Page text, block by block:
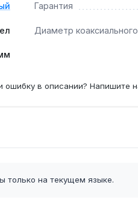
учётом поворотов), иначе
Гарантия
Диаметр
в описании? Напишите
только на текущем языке.